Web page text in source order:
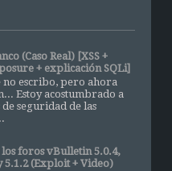
(Caso Real) [XSS +
+ explicación SQLi]
no escribo, pero ahora
Estoy acostumbrado a
seguridad de las
los foros vBulletin 5.0.4,
5.1.2 (Exploit + Video)